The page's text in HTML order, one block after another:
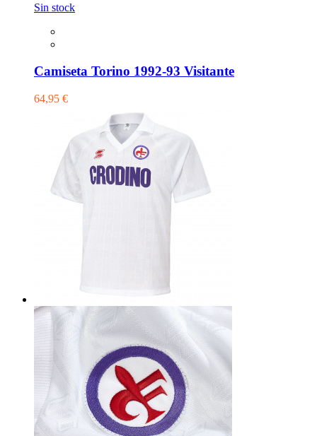
Sin stock
Camiseta Torino 1992-93 Visitante
64,95 €